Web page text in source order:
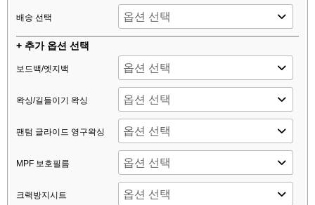
배송 선택
+ 추가 옵션 선택
보드백/엣지백
왁싱/길들이기 왁싱
팬텀 글라이드 영구왁싱
MPF 보호필름
크랙방지시트